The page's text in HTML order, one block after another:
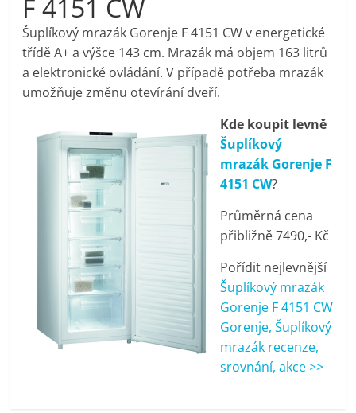
pračky,
televize,
notebooky,
mobilní
telefony,
kávovary,
bazény
Nejlepší
elektronika
F 4151 CW
Šuplíkový mrazák Gorenje F 4151 CW v energetické
třídě A+ a výšce 143 cm. Mrazák má objem 163 litrů
a elektronické ovládání. V případě potřeba mrazák
umožňuje změnu otevírání dveří.
Kde koupit levně
Šuplíkový
mrazák Gorenje F
4151 CW?
Průměrná cena
přibližně 7490,- Kč
Pořídit nejlevnější
Šuplíkový mrazák
Gorenje F 4151 CW
Gorenje, Šuplíkový
mrazák recenze,
srovnání, akce >>